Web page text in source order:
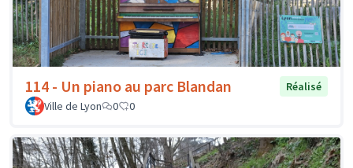
114 - Un piano au parc Blandan
Réalisé
Ville de Lyon
0 0